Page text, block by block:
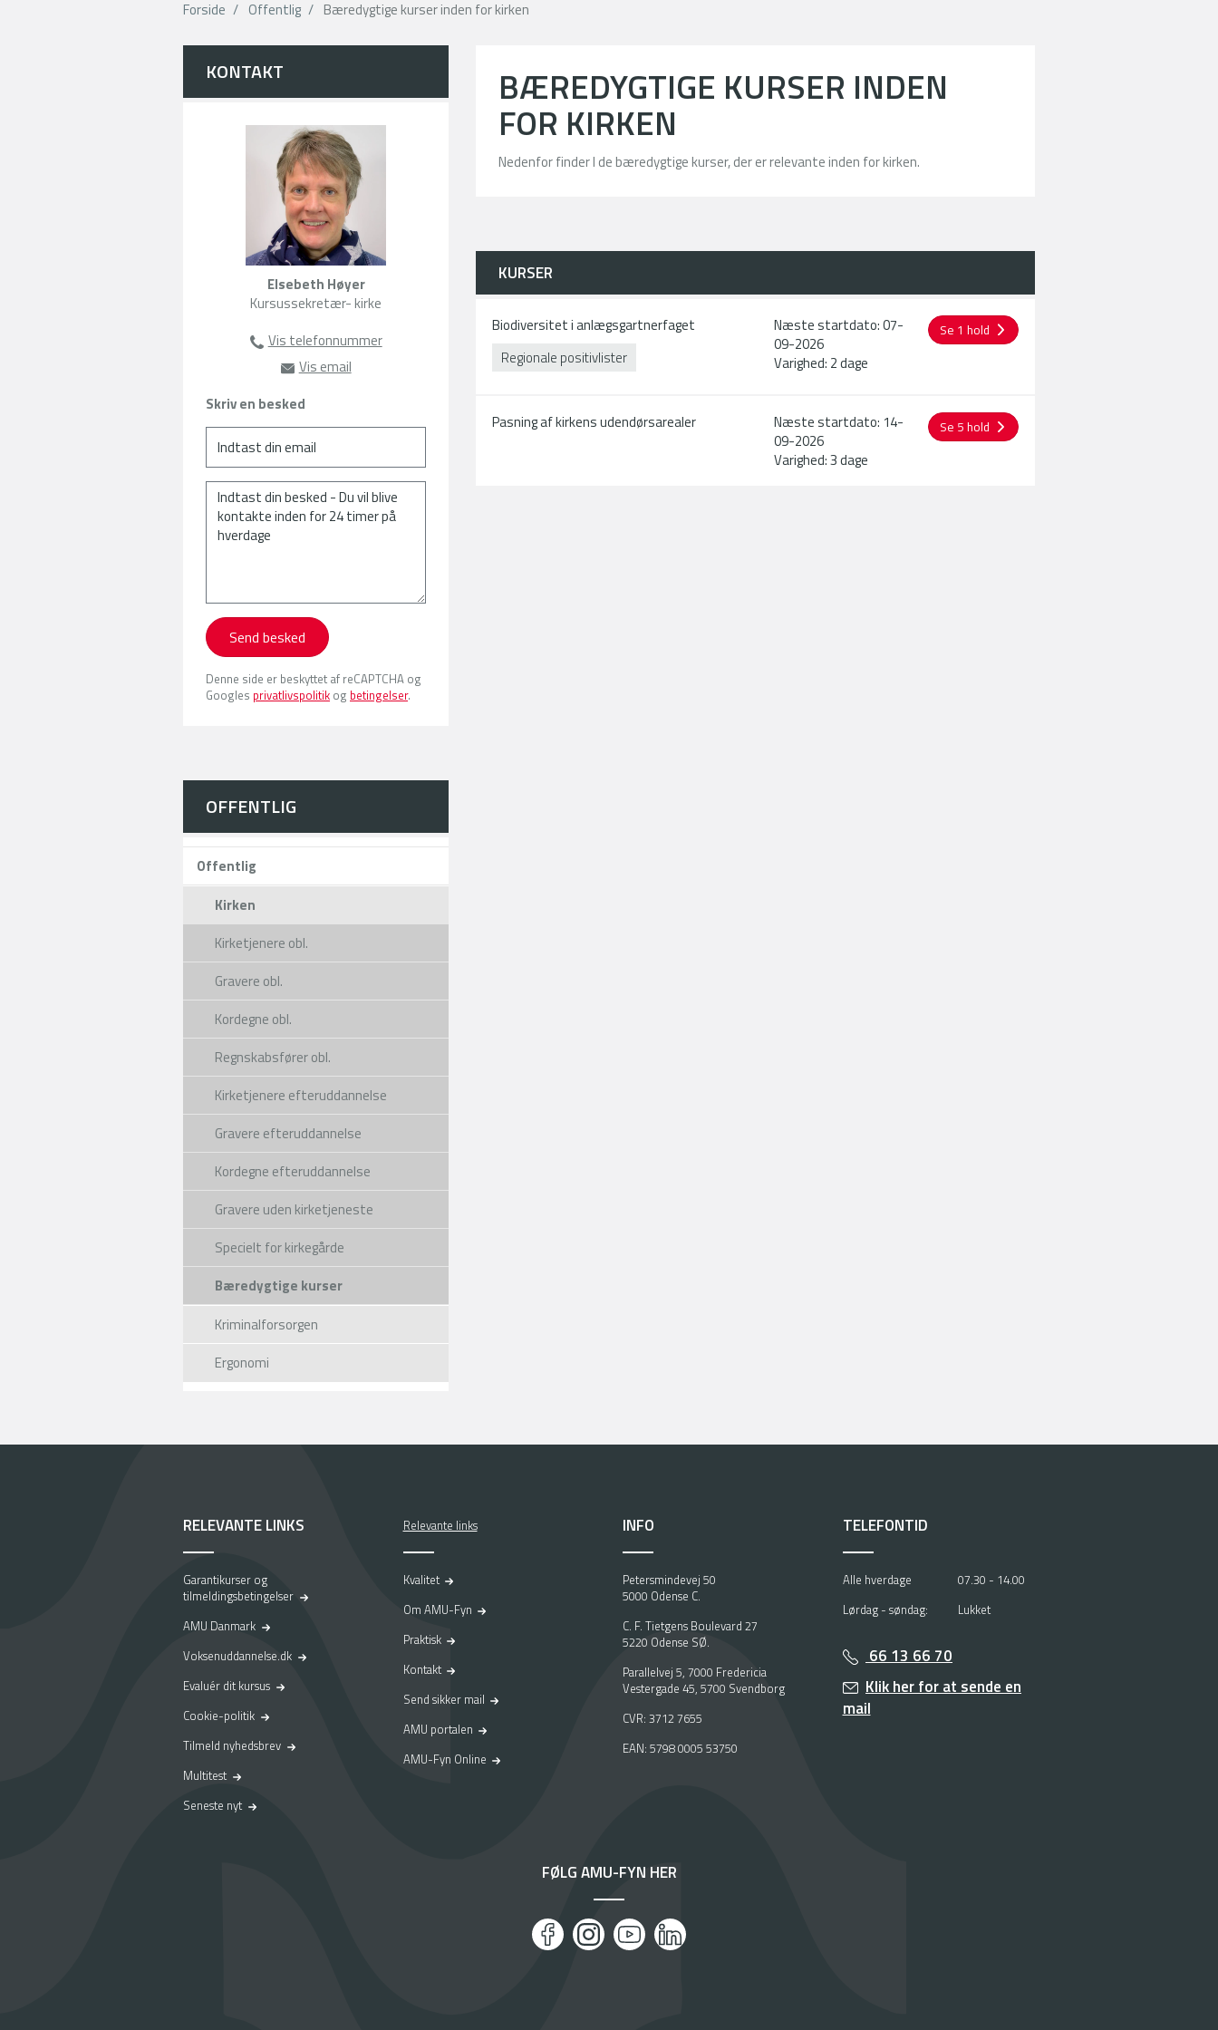
Forside Offentlig Bæredygtige kurser inden for kirken
KONTAKT
Elsebeth Høyer
Kursussekretær- kirke
Vis telefonnummer
63135105
Vis emaileh@amu-fyn.dk
Skriv en besked
Send besked
Denne side er beskyttet af reCAPTCHA og
Googles privatlivspolitik og betingelser.
OFFENTLIG
Offentlig
Kirken
Kirketjenere obl.
Gravere obl.
Kordegne obl.
Regnskabsfører obl.
Kirketjenere efteruddannelse
Gravere efteruddannelse
Kordegne efteruddannelse
Gravere uden kirketjeneste
Specielt for kirkegårde
Bæredygtige kurser
Kriminalforsorgen
Ergonomi
BÆREDYGTIGE KURSER INDEN
FOR KIRKEN
Nedenfor finder I de bæredygtige kurser, der er relevante inden for kirken. ​
KURSER
Biodiversitet i anlægsgartnerfaget
Regionale positivlister
Se 1 hold
Næste startdato: 07-
09-2026
Varighed: 2 dage
Pasning af kirkens udendørsarealer Se 5 hold
Næste startdato: 14-
09-2026
Varighed: 3 dage
RELEVANTE LINKS
Garantikurser og
tilmeldingsbetingelser
AMU Danmark
Voksenuddannelse.dk
Evaluér dit kursus
Cookie-politik
Tilmeld nyhedsbrev
Multitest
Seneste nyt
Relevante links
Kvalitet
Om AMU-Fyn
Praktisk
Kontakt
Send sikker mail
AMU portalen
AMU-Fyn Online
INFO
Petersmindevej 50
5000 Odense C.
C. F. Tietgens Boulevard 27
5220 Odense SØ.
Parallelvej 5, 7000 Fredericia
Vestergade 45, 5700 Svendborg
CVR: 3712 7655
EAN: 5798 0005 53750
TELEFONTID
Alle hverdage
07.30 - 14.00
Lørdag - søndag:
Lukket
66 13 66 70
Klik her for at sende en
mail
FØLG AMU-FYN HER